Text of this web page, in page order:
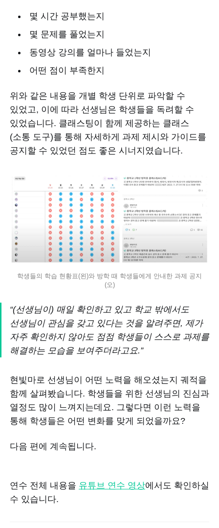
몇 시간 공부했는지
몇 문제를 풀었는지
동영상 강의를 얼마나 들었는지
어떤 점이 부족한지
위와 같은 내용을 개별 학생 단위로 파악할 수
있었고, 이에 따라 선생님은 학생들을 독려할 수
있었습니다. 클래스팅이 함께 제공하는 클래스
(소통 도구)를 통해 자세하게 과제 제시와 가이드를
공지할 수 있었던 점도 좋은 시너지였습니다.
학생들의 학습 현황표(왼)와 방학 때 학생들에게 안내한 과제 공지
(오)
“(선생님이) 매일 확인하고 있고 학교 밖에서도
선생님이 관심을 갖고 있다는 것을 알려주면, 제가
자주 확인하지 않아도 점점 학생들이 스스로 과제를
해결하는 모습을 보여주더라고요.”
현빛마로 선생님이 어떤 노력을 해오셨는지 궤적을
함께 살펴봤습니다. 학생들을 위한 선생님의 진심과
열정도 많이 느껴지는데요. 그렇다면 이런 노력을
통해 학생들은 어떤 변화를 맞게 되었을까요?
다음 편에 계속됩니다.
연수 전체 내용을 유튜브 연수 영상에서도 확인하실
수 있습니다.